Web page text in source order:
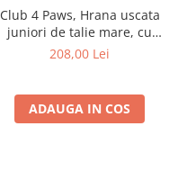
Club 4 Paws, Hrana uscata
juniori de talie mare, cu
pui, 14kg
208,00 Lei
ADAUGA IN COS